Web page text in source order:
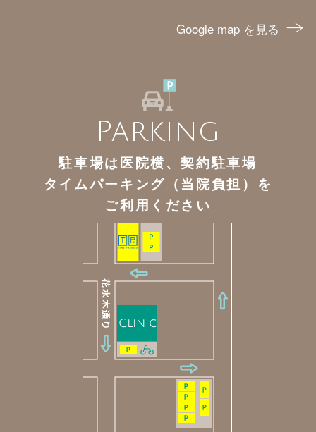
Google map を見る
Parking
駐車場は医院横、契約駐車場
タイムパーキング（当院負担）を
ご利用ください